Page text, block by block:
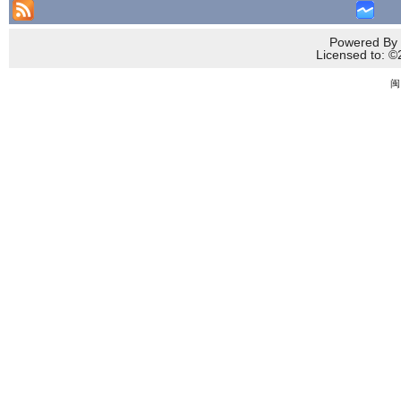
Powered
Licensed to: